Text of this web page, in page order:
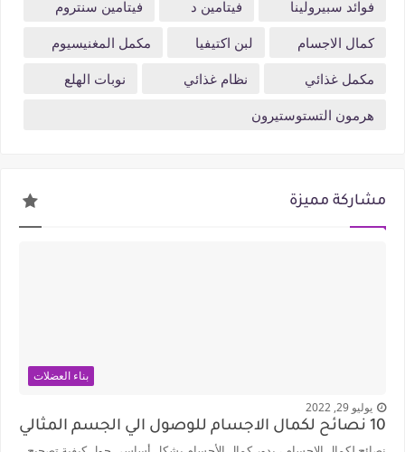
فوائد سبيرولينا
فيتامين د
فيتامين سنتروم
كمال الاجسام
لبن اكتيفيا
مكمل المغنيسيوم
مكمل غذائي
نظام غذائي
نوبات الهلع
هرمون التستوستيرون
مشاركة مميزة
بناء العضلات
يوليو 29, 2022
10 نصائح لكمال الاجسام للوصول الي الجسم المثالي